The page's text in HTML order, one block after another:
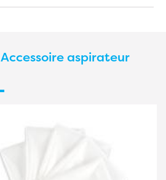
Accessoire aspirateur